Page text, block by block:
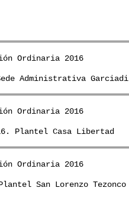
Ordinaria 2016
Administrativa
Ordinaria 2016
Plantel Casa Libertad
Ordinaria 2016
San Lorenzo Tezonco